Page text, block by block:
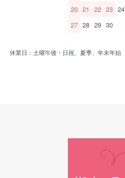
20 21 22 23 24
27 28 29 30
休業日：土曜午後・日祝、夏季、年末年始